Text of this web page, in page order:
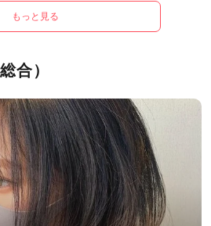
もっと見る
合）